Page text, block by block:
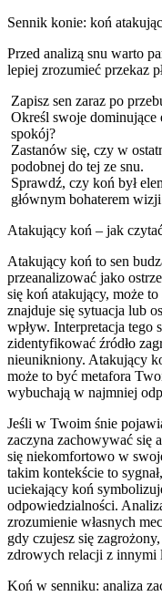
Sennik konie: koń
Przed analizą snu warto
lepiej zrozumieć przekaz
Zapisz sen zaraz po
Określ swoje dominujące
spokój?
Zastanów się, czy w
podobnej do tej ze snu.
Sprawdź, czy koń był
głównym bohaterem
Atakujący koń – jak
Atakujący koń to sen
przeanalizować jako
się koń atakujący, może
znajduje się sytuacja lub
wpływ. Interpretacja tego
zidentyfikować źródło
nieunikniony. Atakujący
może to być metafora
wybuchają w najmniej
Jeśli w Twoim śnie
zaczyna zachowywać się
się niekomfortowo w
takim kontekście to
uciekający koń
odpowiedzialności.
zrozumienie własnych
gdy czujesz się
zdrowych relacji z innymi
Koń w senniku: analiza